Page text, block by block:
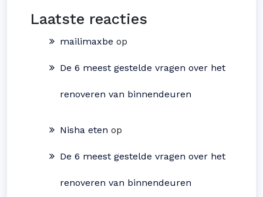
Laatste reacties
mailimaxbe op
De 6 meest gestelde vragen over het
renoveren van binnendeuren
Nisha eten op
De 6 meest gestelde vragen over het
renoveren van binnendeuren